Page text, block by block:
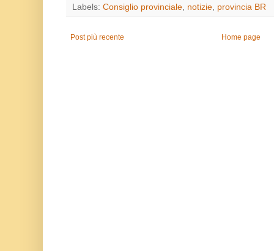
Labels: Consiglio provinciale notizie provincia BR
Post più recente Home page